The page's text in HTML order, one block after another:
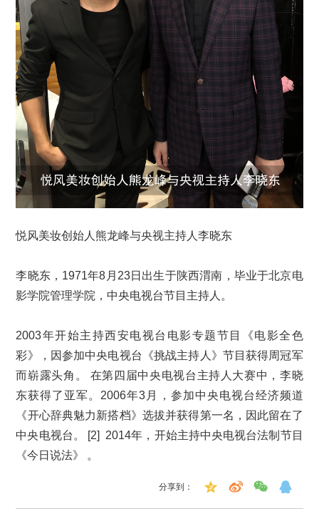
悦风美妆创始人熊龙峰与央视主持人李晓东
李晓东，1971年8月23日出生于陕西渭南，毕业于北京电
影学院管理学院，中央电视台节目主持人。
2003年开始主持西安电视台电影专题节目《电影全色
彩》，因参加中央电视台《挑战主持人》节目获得周冠军
而崭露头角。 在第四届中央电视台主持人大赛中，李晓
东获得了亚军。2006年3月，参加中央电视台经济频道
《开心辞典魅力新搭档》选拔并获得第一名，因此留在了
中央电视台。 [2] 2014年，开始主持中央电视台法制节目
《今日说法》 。
分享到：